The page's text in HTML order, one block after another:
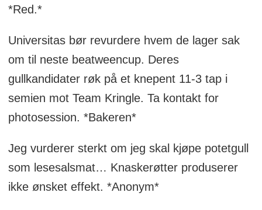
*Red.*
Universitas bør revurdere hvem de lager sak
om til neste beatweencup. Deres
gullkandidater røk på et knepent 11-3 tap i
semien mot Team Kringle. Ta kontakt for
photosession. *Bakeren*
Jeg vurderer sterkt om jeg skal kjøpe potetgull
som lesesalsmat… Knaskerøtter produserer
ikke ønsket effekt. *Anonym*